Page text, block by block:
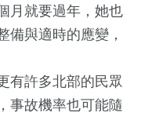
月就要過年，她也
備與適時的應變，
有許多北部的民眾
事故機率也可能隨